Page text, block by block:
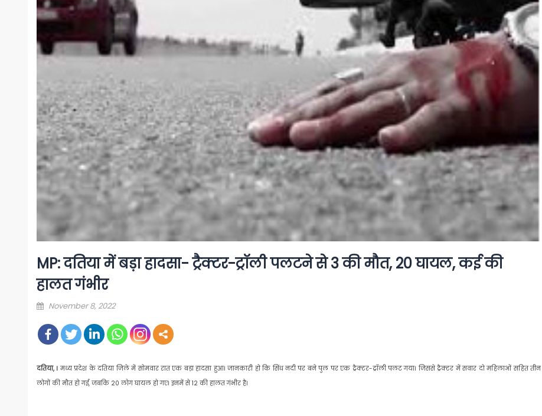
MP: दतिया में बड़ा हादसा- ट्रैक्टर-ट्रॉली पलटने से 3 की मौत, 20 घायल, कई की
हालत गंभीर
Posted
November 8, 2022
दतिया, । मध्य प्रदेश के दतिया जिले में सोमवार रात एक बड़ा हादसा हुआ। जानकारी हो कि सिंध नदी पर बने पुल पर एक ट्रैक्टर-ट्रॉली पलट गया। जिससे ट्रैक्टर में सवार दो महिलाओं सहित तीन
लोगों की मौत हो गई, जबकि 20 लोग घायल हो गए। इनमें से 12 की हालत गंभीर है।